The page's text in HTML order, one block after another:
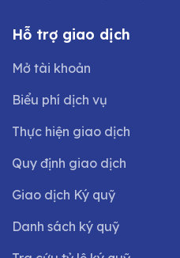
Hỗ trợ giao dịch
Mở tài khoản
Biểu phí dịch vụ
Thực hiện giao dịch
Quy định giao dịch
Giao dịch Ký quỹ
Danh sách ký quỹ